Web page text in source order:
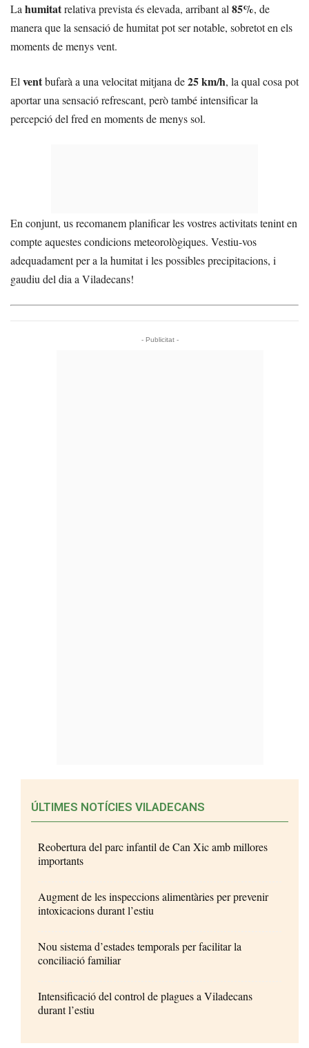
Lahumitatrelativa prevista és elevada, arribant al85%, de
manera que la sensació de humitat pot ser notable, sobretot en els
moments de menys vent.
Elventbufarà a una velocitat mitjana de25 km/h, la qual cosa pot
aportar una sensació refrescant, però també intensificar la
percepció del fred en moments de menys sol.
En conjunt, us recomanem planificar les vostres activitats tenint en
compte aquestes condicions meteorològiques. Vestiu-vos
adequadament per a la humitat i les possibles precipitacions, i
gaudiu del dia a Viladecans!
- Publicitat -
ÚLTIMES NOTÍCIES VILADECANS
Reobertura del parc infantil de Can Xic amb millores
importants
Augment de les inspeccions alimentàries per prevenir
intoxicacions durant l’estiu
Nou sistema d’estades temporals per facilitar la
conciliació familiar
Intensificació del control de plagues a Viladecans
durant l’estiu